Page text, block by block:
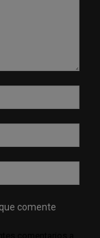
comente